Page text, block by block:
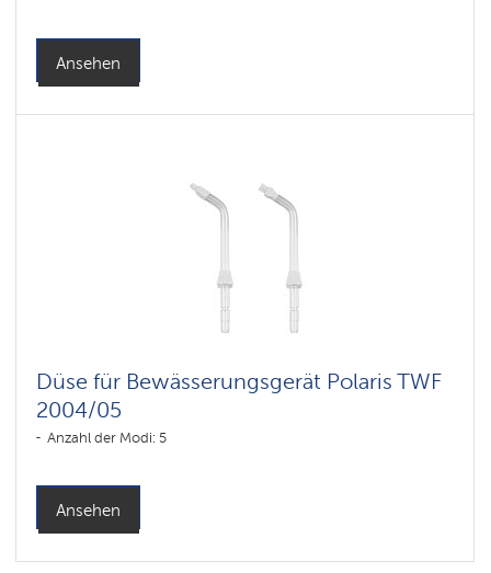
Ansehen
Düse für Bewässerungsgerät Polaris TWF
2004/05
Anzahl der Modi: 5
Ansehen